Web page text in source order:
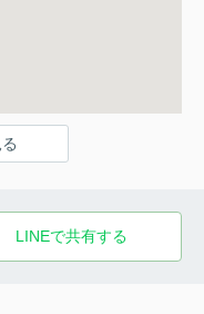
LINEで共有する